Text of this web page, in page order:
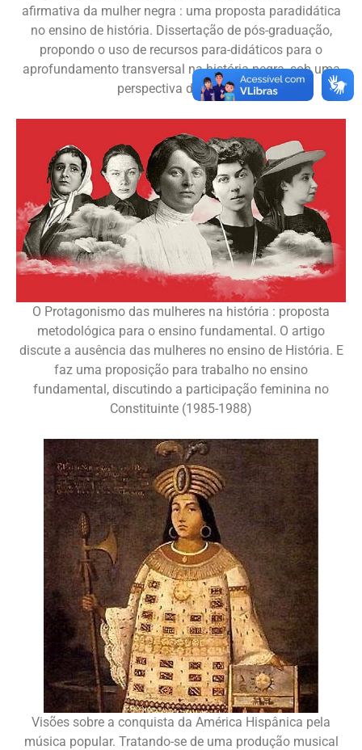
afirmativa da mulher negra : uma proposta paradidática
no ensino de história. Dissertação de pós-graduação,
propondo o uso de recursos para-didáticos para o
aprofundamento transversal na história negra, sob uma
perspectiva de gênero.
O Protagonismo das mulheres na história : proposta
metodológica para o ensino fundamental. O artigo
discute a ausência das mulheres no ensino de História. E
faz uma proposição para trabalho no ensino
fundamental, discutindo a participação feminina no
Constituinte (1985-1988)
Visões sobre a conquista da América Hispânica pela
música popular. Tratando-se de uma produção musical